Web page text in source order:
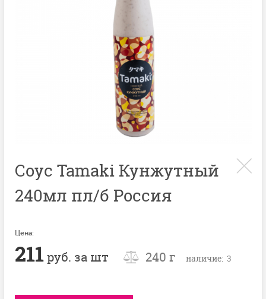
Соус Tamaki Кунжутный
240мл пл/б Россия
Цена:
211руб. за шт 240 г наличие: 3